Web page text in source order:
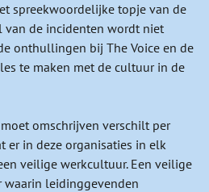
spreekwoordelijke topje van de
van de incidenten wordt niet
onthullingen bij The Voice en de
te maken met de cultuur in de
omschrijven verschilt per
er in deze organisaties in elk
veilige werkcultuur. Een veilige
leidinggevenden